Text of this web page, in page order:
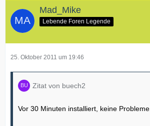
Mad_Mike
Lebende Foren Legende
25. Oktober 2011 um 19:46
Zitat von buech2
Vor 30 Minuten installiert, keine Probleme.